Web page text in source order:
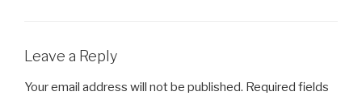
k
Leave a Reply
Your email address will not be published. Required fields